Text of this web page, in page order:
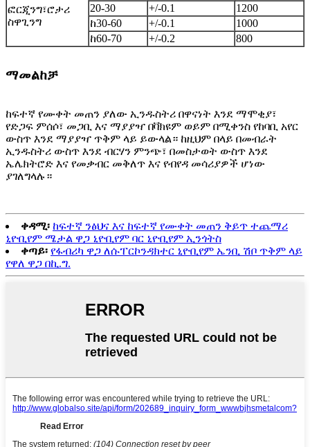
ፎርጂንግ፣ሮታሪ
ስዋጊንግ
20-30
+/-0.1
1200
ከ30-60
+/-0.1
1000
ከ60-70
+/-0.2 800
ማመልከቻ
ከፍተኛ የሙቀት መጠን ያለው ኢንዱስትሪ በዋናነት እንደ ማሞቂያ፣
የድጋፍ ምሰሶ፣ መጋቢ እና ማያያዣ በቫክዩም ወይም በሚቀንስ የከባቢ አየር
ውስጥ እንደ ማያያዣ ጥቅም ላይ ይውላል። ከዚህም በላይ በመብራት
ኢንዱስትሪ ውስጥ እንደ ብርሃን ምንጭ፣ በመስታወት ውስጥ እንደ
ኤሌክትሮድ እና የመቃብር መቅለጥ እና የብየዳ መሳሪያዎች ሆነው
ያገለግላሉ።
ቀዳሚ፡ ከፍተኛ ንፅህና እና ከፍተኛ የሙቀት መጠን ቅይጥ ተጨማሪ
ኒዮቢየም ሜታል ዋጋ ኒዮቢየም ባር ኒዮቢየም ኢንጎትስ
ቀጣይ፡ የፋብሪካ ዋጋ ለሱፐርኮንዳክተር ኒዮቢየም ኤንቢ ሽቦ ጥቅም ላይ
የዋለ ዋጋ በኪ.ግ.